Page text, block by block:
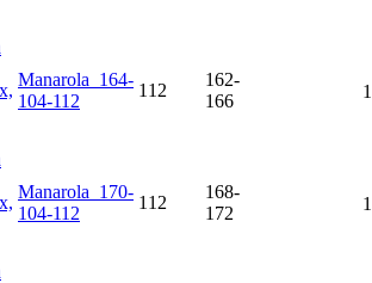
Manarola_164-
104-112
112
162-
166
Manarola_170-
104-112
112
168-
172